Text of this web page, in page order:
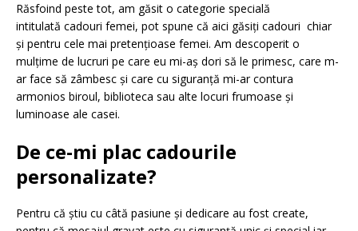
Răsfoind peste tot, am găsit o categorie specială
intitulată cadouri femei, pot spune că aici găsiți cadouri chiar
și pentru cele mai pretențioase femei. Am descoperit o
mulțime de lucruri pe care eu mi-aș dori să le primesc, care m-
ar face să zâmbesc și care cu siguranță mi-ar contura
armonios biroul, biblioteca sau alte locuri frumoase și
luminoase ale casei.
De ce-mi plac cadourile
personalizate?
Pentru că știu cu câtă pasiune și dedicare au fost create,